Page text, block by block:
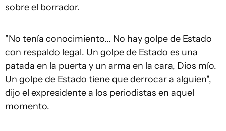
sobre el borrador.
"No tenía conocimiento... No hay golpe de Estado
con respaldo legal. Un golpe de Estado es una
patada en la puerta y un arma en la cara, Dios mío.
Un golpe de Estado tiene que derrocar a alguien",
dijo el expresidente a los periodistas en aquel
momento.